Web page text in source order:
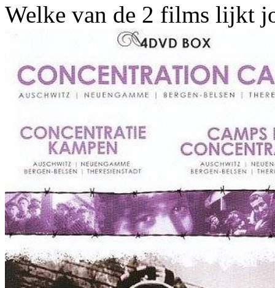
Welke van de 2 films lijkt